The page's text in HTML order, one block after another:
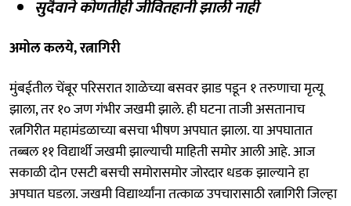
सुदैवाने कोणतीही जीवितहानी झाली नाही
अमोल कलये, रत्नागिरी
मुंबईतील चेंबूर परिसरात शाळेच्या बसवर झाड पडून १ तरुणाचा मृत्यू
झाला, तर १० जण गंभीर जखमी झाले. ही घटना ताजी असतानाच
रत्नगिरीत महामंडळाच्या बसचा भीषण अपघात झाला. या अपघातात
तब्बल ११ विद्यार्थी जखमी झाल्याची माहिती समोर आली आहे. आज
सकाळी दोन एसटी बसची समोरासमोर जोरदार धडक झाल्याने हा
अपघात घडला. जखमी विद्यार्थ्यांना तत्काळ उपचारासाठी रत्नागिरी जिल्हा